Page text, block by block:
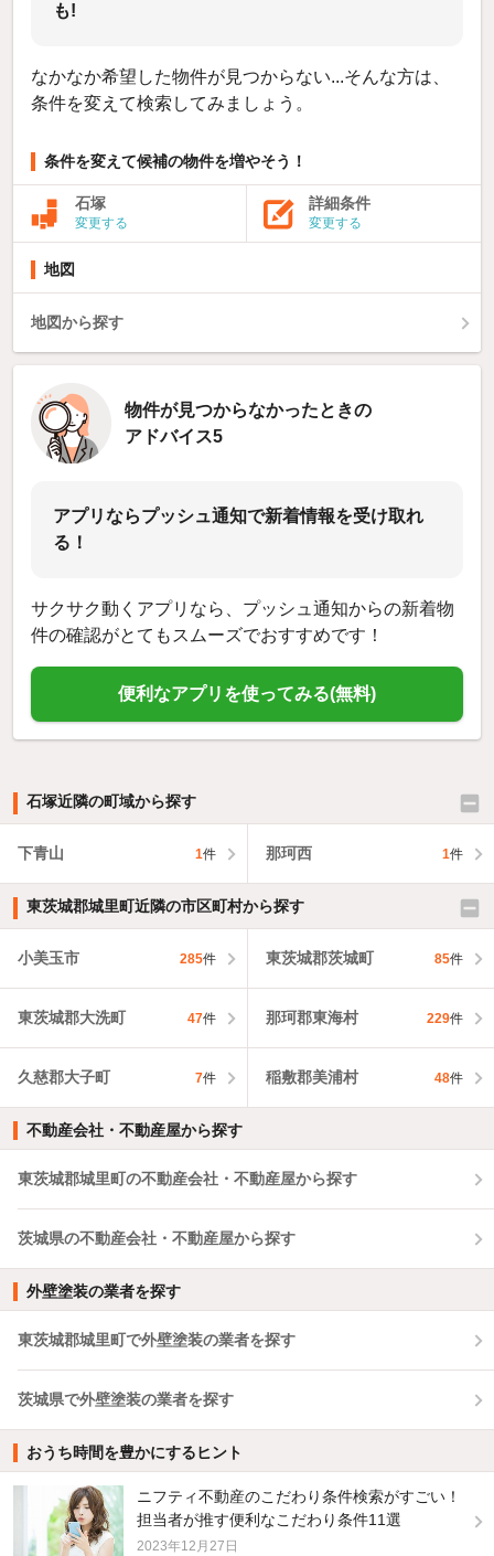
も!
なかなか希望した物件が見つからない...そんな方は、
条件を変えて検索してみましょう。
条件を変えて候補の物件を増やそう！
石塚
変更する
詳細条件
変更する
地図
地図から探す
物件が見つからなかったときの
アドバイス5
アプリならプッシュ通知で新着情報を受け取れ
る！
サクサク動くアプリなら、プッシュ通知からの新着物
件の確認がとてもスムーズでおすすめです！
便利なアプリを使ってみる(無料)
石塚近隣の町域から探す
下青山 1件 那珂西 1件
東茨城郡城里町近隣の市区町村から探す
小美玉市 285件 東茨城郡茨城町 85件
東茨城郡大洗町 47件 那珂郡東海村 229件
久慈郡大子町 7件 稲敷郡美浦村 48件
不動産会社・不動産屋から探す
東茨城郡城里町の不動産会社・不動産屋から探す
茨城県の不動産会社・不動産屋から探す
外壁塗装の業者を探す
東茨城郡城里町で外壁塗装の業者を探す
茨城県で外壁塗装の業者を探す
おうち時間を豊かにするヒント
ニフティ不動産のこだわり条件検索がすごい！
担当者が推す便利なこだわり条件11選
2023年12月27日